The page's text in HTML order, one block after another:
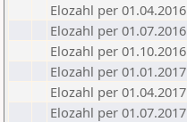
Elozahl per 01.04.2016
Elozahl per 01.07.2016
Elozahl per 01.10.2016
Elozahl per 01.01.2017
Elozahl per 01.04.2017
Elozahl per 01.07.2017